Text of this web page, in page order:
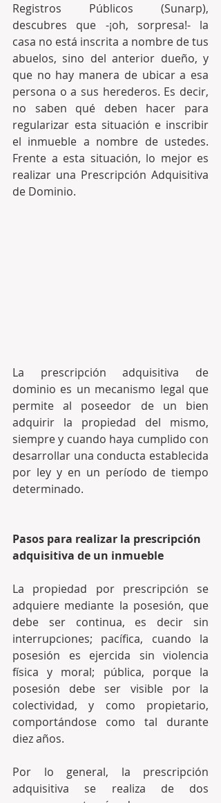
Registros Públicos (Sunarp),
descubres que -¡oh, sorpresa!- la
casa no está inscrita a nombre de tus
abuelos, sino del anterior dueño, y
que no hay manera de ubicar a esa
persona o a sus herederos. Es decir,
no saben qué deben hacer para
regularizar esta situación e inscribir
el inmueble a nombre de ustedes.
Frente a esta situación, lo mejor es
realizar una Prescripción Adquisitiva
de Dominio.
La prescripción adquisitiva de
dominio es un mecanismo legal que
permite al poseedor de un bien
adquirir la propiedad del mismo,
siempre y cuando haya cumplido con
desarrollar una conducta establecida
por ley y en un período de tiempo
determinado.
Pasos para realizar la prescripción
adquisitiva de un inmueble
La propiedad por prescripción se
adquiere mediante la posesión, que
debe ser continua, es decir sin
interrupciones; pacífica, cuando la
posesión es ejercida sin violencia
física y moral; pública, porque la
posesión debe ser visible por la
colectividad, y como propietario,
comportándose como tal durante
diez años.
Por lo general, la prescripción
adquisitiva se realiza de dos